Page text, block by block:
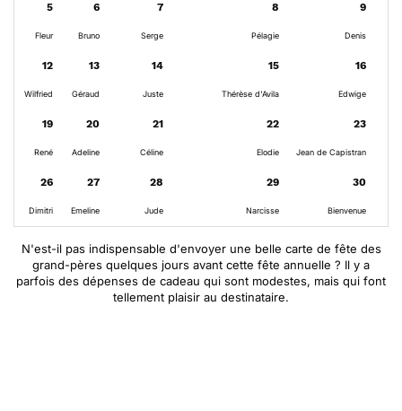
5
Fleur
6
Bruno
7
Serge
8
Pélagie
9
Denis
12
Wilfried
13
Géraud
14
Juste
15
Thérèse d'Avila
16
Edwige
19
René
20
Adeline
21
Céline
22
Elodie
23
Jean de Capistran
26
Dimitri
27
Emeline
28
Jude
29
Narcisse
30
Bienvenue
N'est-il pas indispensable d'envoyer une belle carte de fête des
grand-pères quelques jours avant cette fête annuelle ? Il y a
parfois des dépenses de cadeau qui sont modestes, mais qui font
tellement plaisir au destinataire.